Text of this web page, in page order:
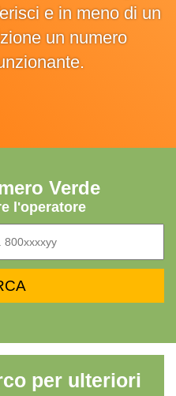
e in meno di un
un numero
Verde
l'operatore
per ulteriori